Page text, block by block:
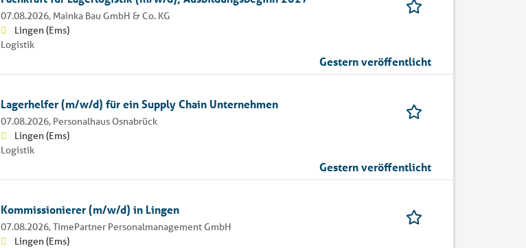
07.08.2026, Mainka Bau GmbH & Co. KG
Lingen (Ems)
Logistik
Gestern veröffentlicht
Lagerhelfer (m/w/d) für ein Supply Chain Unternehmen
07.08.2026, Personalhaus Osnabrück
Lingen (Ems)
Logistik
Gestern veröffentlicht
Kommissionierer (m/w/d) in Lingen
07.08.2026,TimePartner Personalmanagement GmbH
Lingen (Ems)